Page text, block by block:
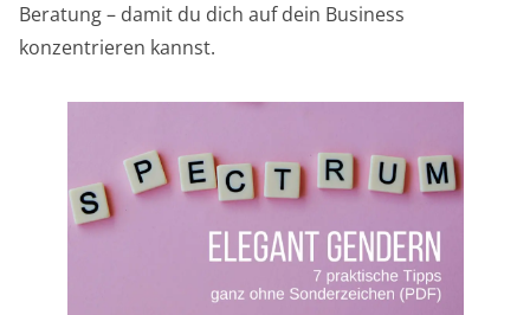
Beratung – damit du dich auf dein Business
konzentrieren kannst.